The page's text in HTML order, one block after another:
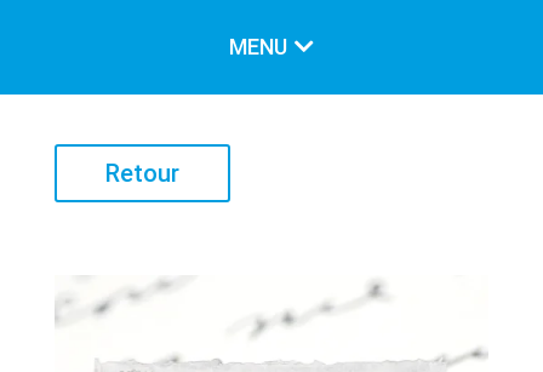
MENU
LE CARREFOUR
Notre mission
Historique
Retour